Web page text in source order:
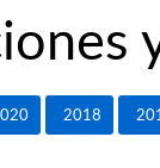
2018